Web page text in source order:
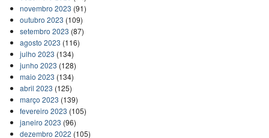
novembro 2023 (91)
outubro 2023 (109)
setembro 2023 (87)
agosto 2023 (116)
julho 2023 (134)
junho 2023 (128)
maio 2023 (134)
abril 2023 (125)
março 2023 (139)
fevereiro 2023 (105)
janeiro 2023 (96)
dezembro 2022 (105)